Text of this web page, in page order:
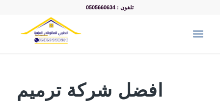
تلفون : 0505660634
افضل شركة ترميم